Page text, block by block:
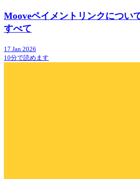
Mooveペイメントリンクについ
すべて
17 Jan 2026
10分で読めます